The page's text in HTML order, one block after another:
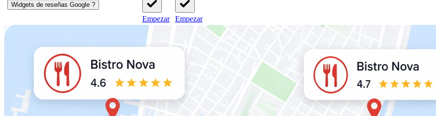
Widgets de reseñas Google ?
Empezar Empezar